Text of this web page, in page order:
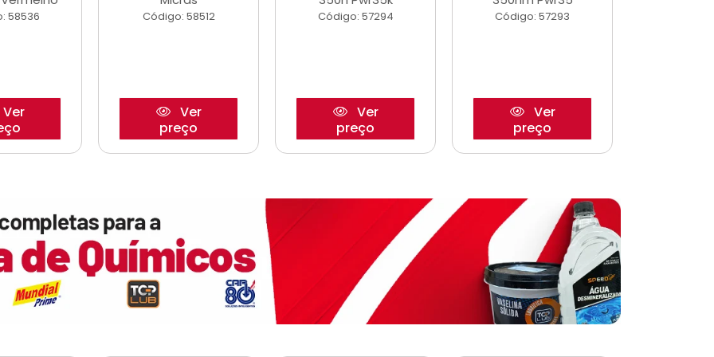
58536
Ver
Código: 58512
Ver
preço
Código: 57294
Ver
preço
Código: 57293
Ver
preço